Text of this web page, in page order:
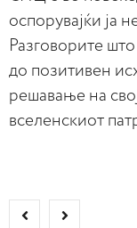
оспорувајќи ја
Разговорите
до позитивен
решавање на
вселенскиот